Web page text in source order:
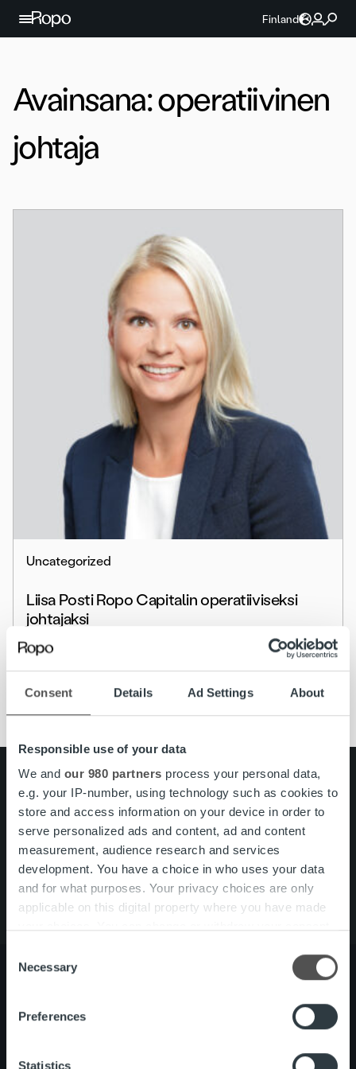
Consent Details Ad Settings About
Responsible use of your data
We and our 980 partners process your personal data,
e.g. your IP-number, using technology such as cookies to
store and access information on your device in order to
serve personalized ads and content, ad and content
measurement, audience research and services
development. You have a choice in who uses your data
and for what purposes. Your privacy choices are only
applicable on this digital property where you have made
the Privacy trigger icon.
Find out more about how your personal data is processed
and set your preferences in the
We use cookies to personalise content and ads, to
Selection
Necessary
Preferences
Statistics
Jatka sisältöön
Finland
Avainsana:operatiivinen
johtaja
Uncategorized
Liisa Posti Ropo Capitalin operatiiviseksi
johtajaksi
Pikalinkit
Yhteystiedot
Ura Ropolla
Palvelut
Tietoa meistä
Search for:
Tietoa meistä